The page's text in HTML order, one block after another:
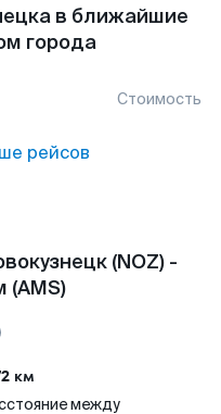
в ближайшие
города
Стоимость
рейсов
(NOZ) -
км
между